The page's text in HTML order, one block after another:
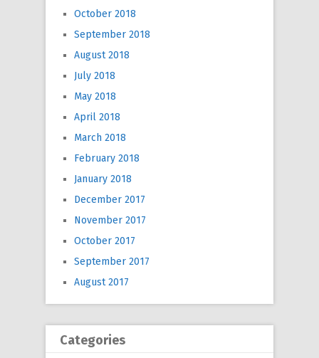
October 2018
September 2018
August 2018
July 2018
May 2018
April 2018
March 2018
February 2018
January 2018
December 2017
November 2017
October 2017
September 2017
August 2017
Categories